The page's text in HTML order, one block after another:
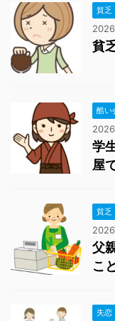
貧乏
貧
酷い
学
屋
貧乏
父
こ
失恋